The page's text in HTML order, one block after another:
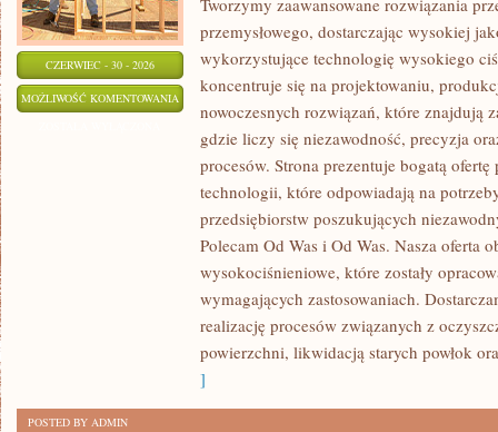
CZERWIEC - 30 - 2026
MOŻLIWOŚĆ KOMENTOWANIA
ZRÓWNOWAŻONY
Tworzymy zaawansowane rozwiązania
przemysłowego, dostarczając wysokiej
wykorzystujące technologię wysokiego
koncentruje się na projektowaniu,
nowoczesnych rozwiązań, które znajdują
gdzie liczy się niezawodność, precyzja
procesów. Strona prezentuje bogatą ofertę
technologii, które odpowiadają na
przedsiębiorstw poszukujących
Polecam Od Was i Od Was. Nasza oferta
wysokociśnieniowe, które zostały
wymagających zastosowaniach.
realizację procesów związanych z
powierzchni, likwidacją starych powłok
]
POSTED BY ADMIN